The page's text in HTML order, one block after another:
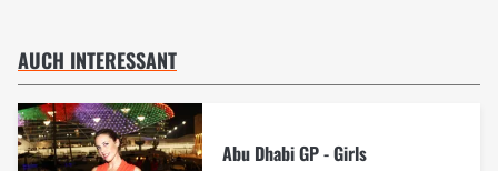
AUCH INTERESSANT
Abu Dhabi GP - Girls